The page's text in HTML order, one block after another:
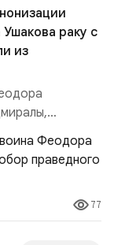
раку с
из
России
77